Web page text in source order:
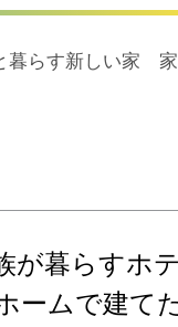
暮らす新しい家
が暮らすホ
ームで建て